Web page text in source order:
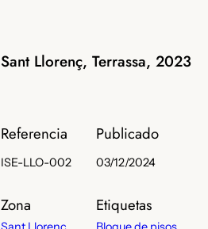
Sant Llorenç, Terrassa, 2023
Referencia
ISE-LLO-002
Zona
Publicado
03/12/2024
Etiquetas